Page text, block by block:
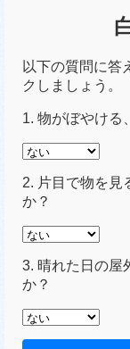
以下の質問に答
クしましょう。
1. 物がぼやける
2. 片目で物を見
か？
3. 晴れた日の屋
か？